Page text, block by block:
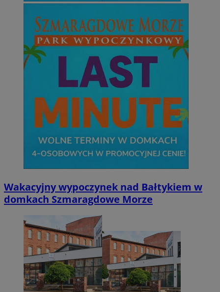
Wakacyjny wypoczynek nad Bałtykiem w
domkach Szmaragdowe Morze